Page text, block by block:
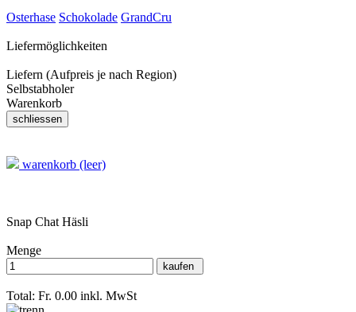
Osterhase Schokolade GrandCru
Liefermöglichkeiten
Liefern (Aufpreis je nach Region)
Selbstabholer
Warenkorb
warenkorb (leer)
Snap Chat Häsli
Menge
Total: Fr. 0.00 inkl. MwSt